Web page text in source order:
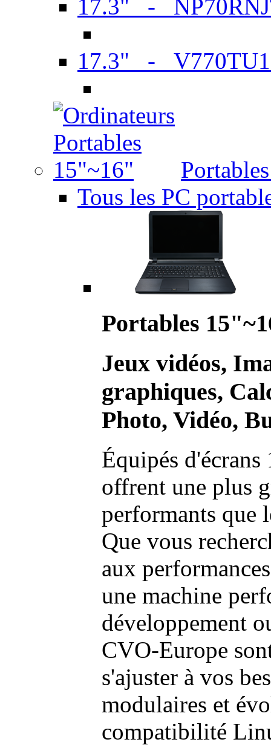
17.3" -
17.3" -
Tous les PC
Portables
Jeux vidéos,
graphiques,
Photo, Vidéo,
Équipés
offrent une plus
performants que
Que vous
aux
une machine
développement
CVO-Europe
s'ajuster à vos
modulaires et
compatibilité